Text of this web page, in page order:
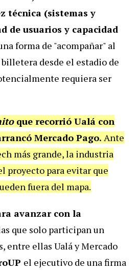
técnica (sistemas y
de usuarios y capacidad
forma de "acompañar" al
desde el estadio de
requiera ser
que recorrió Ualá con
Mercado Pago. Ante
más grande, la industria
proyecto para evitar que
fuera del mapa.
avanzar con la
que solo participan un
entre ellas Ualá y Mercado
el ejecutivo de una firma